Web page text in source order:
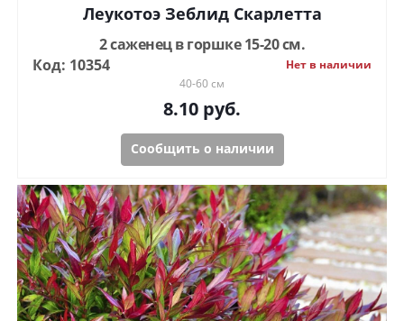
Леукотоэ Зеблид Скарлетта
2 саженец в горшке 15-20 см.
Код: 10354
Нет в наличии
40-60 см
8.10 руб.
Сообщить о наличии